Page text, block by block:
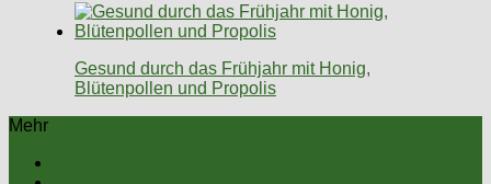
Gesund durch das Frühjahr mit Honig,
Blütenpollen und Propolis
Mehr